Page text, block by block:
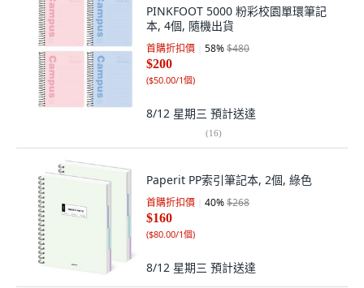
PINKFOOT 5000 粉彩校園單環筆記
本, 4個, 隨機出貨
首購折扣價 58%$480
$200
($50.00/1個)
8/12 星期三 預計送達
(16)
Paperit PP索引筆記本, 2個, 綠色
首購折扣價 40%$268
$160
($80.00/1個)
8/12 星期三 預計送達